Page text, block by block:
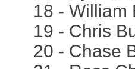
18 - William
19 - Chris
20 - Chase